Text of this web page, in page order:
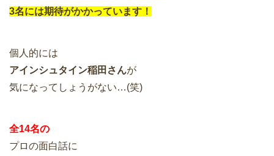
3名には期待がかかっています！
個人的には
アインシュタイン稲田さんが
気になってしょうがない…(笑)
全14名の
プロの面白話に